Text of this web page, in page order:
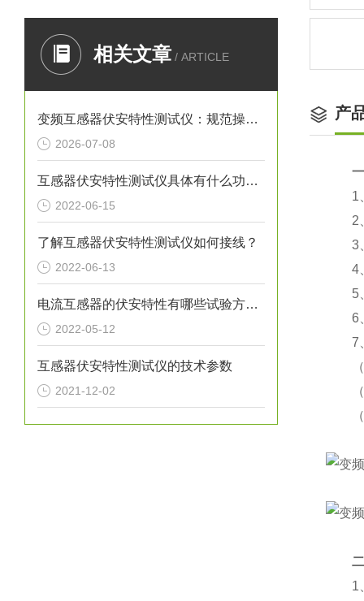
相关文章 / ARTICLE
变频互感器伏安特性测试仪：规范操作全流程指南
2026-07-08
互感器伏安特性测试仪具体有什么功能呢？
2022-06-15
了解互感器伏安特性测试仪如何接线？
2022-06-13
电流互感器的伏安特性有哪些试验方法？
2022-05-12
互感器伏安特性测试仪的技术参数
2021-12-02
产
1、
2、
3、
4、
5、
6、
7、
（1
（2
（3
1、